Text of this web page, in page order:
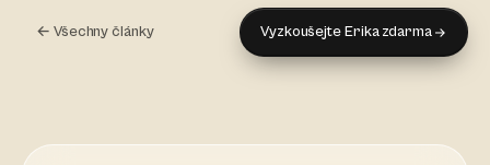
← Všechny články Vyzkoušejte Erika zdarma